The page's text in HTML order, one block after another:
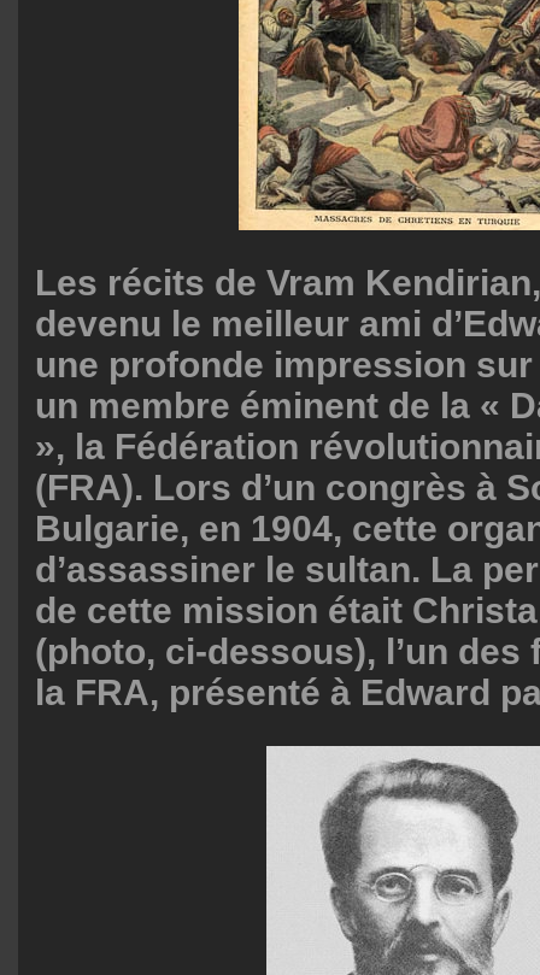
Les récits de Vram
devenu le meilleur ami
une profonde impression
un membre éminent de la «
», la Fédération
(FRA). Lors d’un congrès à
Bulgarie, en 1904, cette
d’assassiner le sultan. La
de cette mission était
(photo, ci-dessous), l’un des
la FRA, présenté à Edward